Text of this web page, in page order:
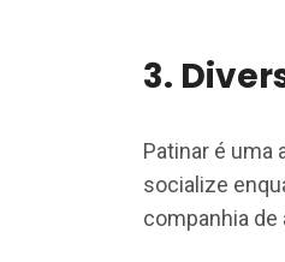
3.
Patinar é uma
socialize
companhia de